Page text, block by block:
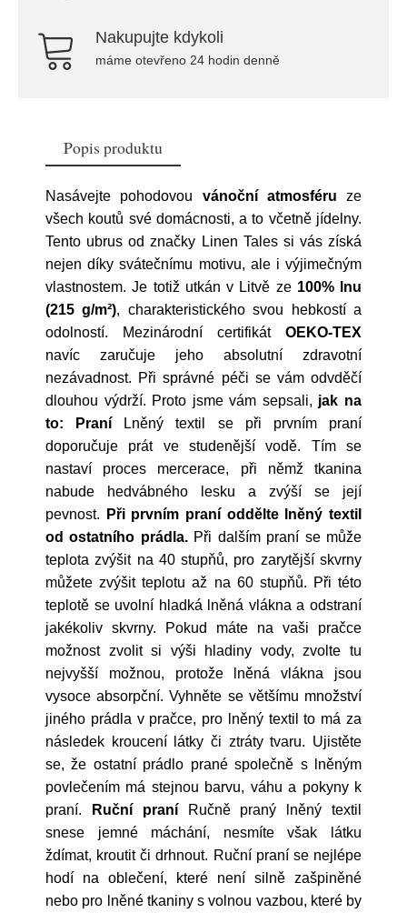
Nakupujte kdykoli
máme otevřeno 24 hodin denně
Popis produktu
Nasávejte pohodovou vánoční atmosféru ze
všech koutů své domácnosti, a to včetně jídelny.
Tento ubrus od značky Linen Tales si vás získá
nejen díky svátečnímu motivu, ale i výjimečným
vlastnostem. Je totiž utkán v Litvě ze 100% lnu
(215 g/m²), charakteristického svou hebkostí a
odolností. Mezinárodní certifikát OEKO-TEX
navíc zaručuje jeho absolutní zdravotní
nezávadnost. Při správné péči se vám odvděčí
dlouhou výdrží. Proto jsme vám sepsali, jak na
to:
Praní Lněný textil se při prvním praní
doporučuje prát ve studenější vodě. Tím se
nastaví proces mercerace, při němž tkanina
nabude hedvábného lesku a zvýší se její
pevnost.
Při prvním praní oddělte lněný textil
od ostatního prádla.Při dalším praní se může
teplota zvýšit na 40 stupňů, pro zarytější skvrny
můžete zvýšit teplotu až na 60 stupňů. Při této
teplotě se uvolní hladká lněná vlákna a odstraní
jakékoliv skvrny. Pokud máte na vaši pračce
možnost zvolit si výši hladiny vody, zvolte tu
nejvyšší možnou, protože lněná vlákna jsou
vysoce absorpční. Vyhněte se většímu množství
jiného prádla v pračce, pro lněný textil to má za
následek kroucení látky či ztráty tvaru. Ujistěte
se, že ostatní prádlo prané společně s lněným
povlečením má stejnou barvu, váhu a pokyny k
praní.
Ruční praníRučně praný lněný textil
snese jemné máchání, nesmíte však látku
ždímat, kroutit či drhnout. Ruční praní se nejlépe
hodí na oblečení, které není silně zašpiněné
nebo pro lněné tkaniny s volnou vazbou, které by